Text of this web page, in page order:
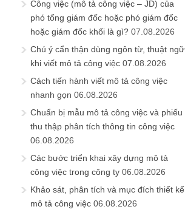
Công việc (mô tả công việc – JD) của
phó tổng giám đốc hoặc phó giám đốc
hoặc giám đốc khối là gì? 07.08.2026
Chú ý cẩn thận dùng ngôn từ, thuật ngữ
khi viết mô tả công việc 07.08.2026
Cách tiến hành viết mô tả công việc
nhanh gọn 06.08.2026
Chuẩn bị mẫu mô tả công việc và phiếu
thu thập phân tích thông tin công việc
06.08.2026
Các bước triển khai xây dựng mô tả
công việc trong công ty 06.08.2026
Khảo sát, phân tích và mục đích thiết kế
mô tả công việc 06.08.2026